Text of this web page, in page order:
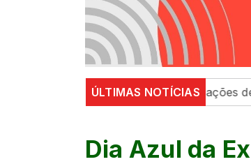
ÚLTIMAS NOTÍCIAS
Em Maringá, ações de
Dia Azul da